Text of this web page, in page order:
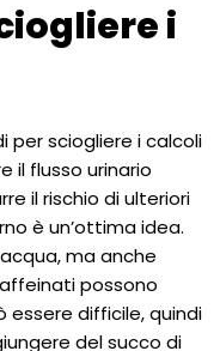
i
per sciogliere i calcoli
il flusso urinario
il rischio di ulteriori
è un’ottima idea.
ma anche
possono
essere difficile, quindi
del succo di